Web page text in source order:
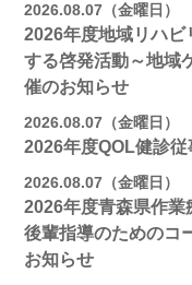
2026.08.07（金曜日）
2026年度地域リハビ
する啓発活動～地域
催のお知らせ
2026.08.07（金曜日）
2026年度QOL健診
2026.08.07（金曜日）
2026年度青森県作業
後輩指導のためのコ
お知らせ